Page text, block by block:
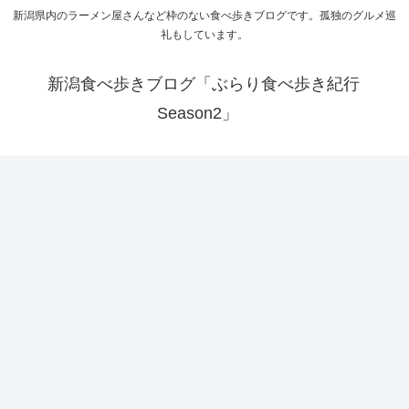
新潟県内のラーメン屋さんなど枠のない食べ歩きブログです。孤独のグルメ巡
礼もしています。
新潟食べ歩きブログ「ぶらり食べ歩き紀行
Season2」